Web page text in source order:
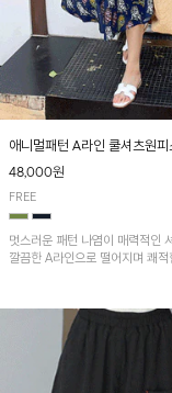
애니멀패턴 A라인 쿨셔츠원피
48,000원
FREE
멋스러운 패턴 나염이 매력적인
깔끔한 A라인으로 떨어지며 쾌적